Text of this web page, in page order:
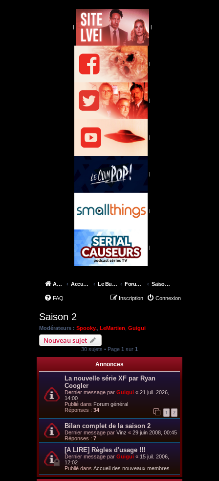
| |
|
|
|
|
|
|
Accueil Accueil du forum Le Bureau des X-Files Forum épisodes Saison 2
FAQ Connexion
Inscription
Saison 2
Modérateurs : Spooky. LeMartien Guigui
Nouveau sujet
30 sujets • Page 1 sur 1
Annonces
La nouvelle série XF par Ryan
Coogler
Dernier message par Guigui « 21 juil. 2026,
14:00
Publié dans Forum général
Réponses : 34 1 2
Bilan complet de la saison 2
Dernier message par Vinz « 29 juin 2008, 00:45
Réponses : 7
[A LIRE] Règles d'usage !!!
Dernier message par Guigui « 15 juil. 2006,
12:02
Publié dans Accueil des nouveaux membres